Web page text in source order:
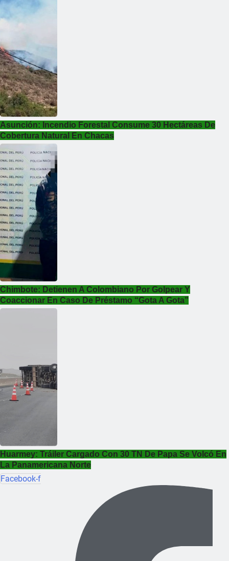
Asunción: Incendio Forestal Consume 30 Hectáreas De
Cobertura Natural En Chacas
Chimbote: Detienen A Colombiano Por Golpear Y
Coaccionar En Caso De Préstamo “gota A Gota”
Huarmey: Tráiler Cargado Con 30 TN De Papa Se Volcó En
La Panamericana Norte
Facebook-f